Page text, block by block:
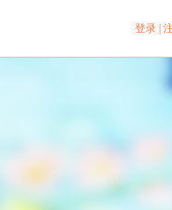
登录|